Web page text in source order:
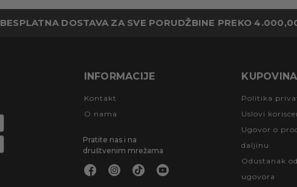
BESPLATNA DOSTAVA ZA SVE PORUDŽBINE PREKO
INFORMACIJE
Kontakt
O nama
Pratite nas i na
društvenim mrežama
KUPOVINA
Politika
Uslovi
Ugovor o
daljinu
Odustanak od
ugovora